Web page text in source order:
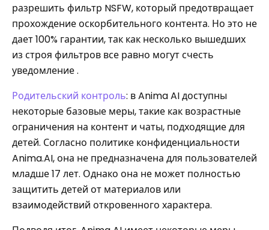
разрешить фильтр NSFW, который предотвращает
прохождение оскорбительного контента. Но это не
дает 100% гарантии, так как несколько вышедших
из строя фильтров все равно могут счесть
уведомление .
Родительский контроль: в Anima AI доступны
некоторые базовые меры, такие как возрастные
ограничения на контент и чаты, подходящие для
детей. Согласно политике конфиденциальности
Anima.AI, она не предназначена для пользователей
младше 17 лет. Однако она не может полностью
защитить детей от материалов или
взаимодействий откровенного характера.